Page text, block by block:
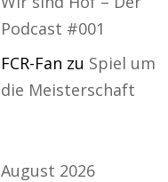
Podcast #001
FCR-Fan zu Spiel um
die Meisterschaft
August 2026